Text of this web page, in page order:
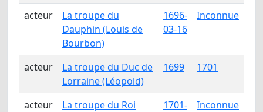
acteur
La troupe du
Dauphin (Louis de
Bourbon)
1696-
03-16
Inconnue
acteur
La troupe du Duc de
Lorraine (Léopold)
1699 1701
acteur
La troupe du Roi
1701-
Inconnue